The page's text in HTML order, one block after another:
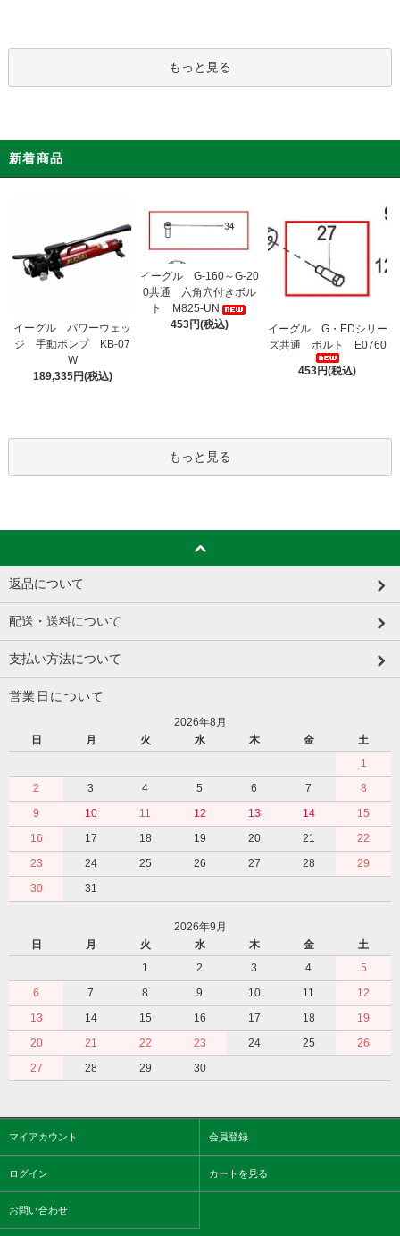
もっと見る
新着商品
イーグル パワーウェッ
ジ 手動ポンプ KB-07
W
189,335円(税込)
イーグル G-160～G-20
0共通 六角穴付きボル
ト M825-UN
453円(税込)
イーグル G・EDシリー
ズ共通 ボルト E0760
453円(税込)
もっと見る
返品について
配送・送料について
支払い方法について
営業日について
2026年8月
日
月 火 水 木 金
土
1
2
3 4 5 6 7
8
9
10 11 12 13 14
15
16
17 18 19 20 21
22
23
24 25 26 27 28
29
30
31
2026年9月
日
月 火 水 木 金
土
1
2 3 4
5
6
7 8 9 10 11
12
13
14 15 16 17 18
19
20
21 22 23 24 25
26
27
28 29 30
マイアカウント 会員登録
ログイン カートを見る
お問い合わせ